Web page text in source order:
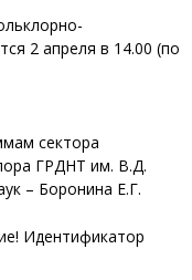
2 апреля в 14.00 (по
сектора
ГРДНТ им. В.Д.
– Боронина Е.Г.
Идентификатор